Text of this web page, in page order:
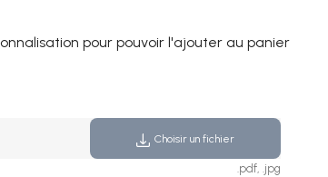
pour pouvoir l'ajouter au panier
Choisir un fichier
.pdf, .jpg